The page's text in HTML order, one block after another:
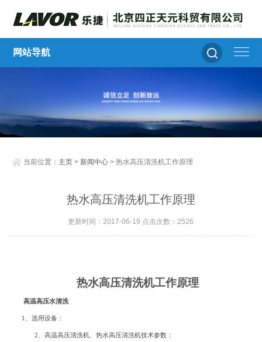
网站导航
当前位置： 主页 > 新闻中心 > 热水高压清洗机工作原理
热水高压清洗机工作原理
更新时间：2017-06-19 点击次数：2526
热水高压清洗机工作原理
高温高压水清洗
1、选用设备：
2、高温高压清洗机、热水高压清洗机技术参数：